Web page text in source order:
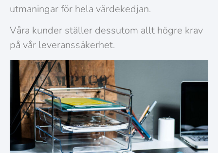
utmaningar för hela värdekedjan.
Våra kunder ställer dessutom allt högre krav
på vår leveranssäkerhet.